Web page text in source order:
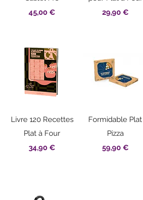
Prix
45,00 €
Prix
29,90 €
Aperçu rapide
Livre 120 Recettes
Plat à Four
Prix
34,90 €
Aperçu rapide
Formidable Plat
Pizza
Prix
59,90 €